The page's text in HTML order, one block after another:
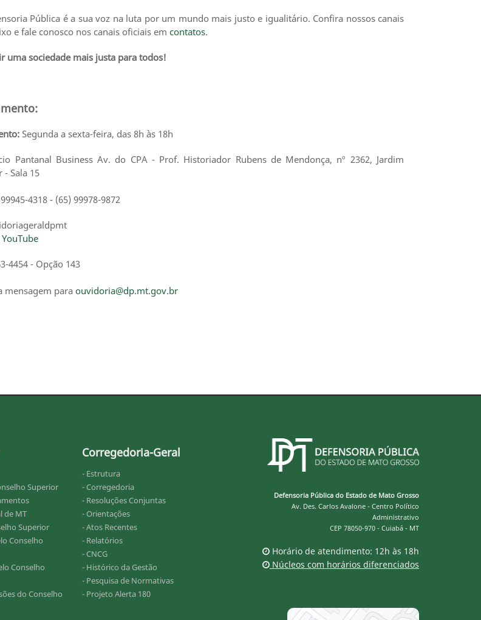
Pública é a sua voz na luta por um mundo mais justo e igualitário. Confira nossos canais
e fale conosco nos canais oficiais em contatos.
uma sociedade mais justa para todos!
Segunda a sexta-feira, das 8h às 18h
Pantanal Business Av. do CPA - Prof. Historiador Rubens de Mendonça, nº 2362, Jardim
- Sala 15
4318 - (65) 99978-9872
YouTube
4454 - Opção 143
mensagem paraouvidoria@dp.mt.gov.br
Superior
de MT
Superior
Conselho
Conselho
do Conselho
Corregedoria-Geral
- Estrutura
- Corregedoria
- Resoluções Conjuntas
- Orientações
- Atos Recentes
- Relatórios
- CNCG
- Histórico da Gestão
- Pesquisa de Normativas
- Projeto Alerta 180
Defensoria Pública do Estado de Mato Grosso
Av. Des. Carlos Avalone - Centro Político
Administrativo
CEP 78050-970 - Cuiabá - MT
Horário de atendimento: 12h às 18h
Núcleos com horários diferenciados